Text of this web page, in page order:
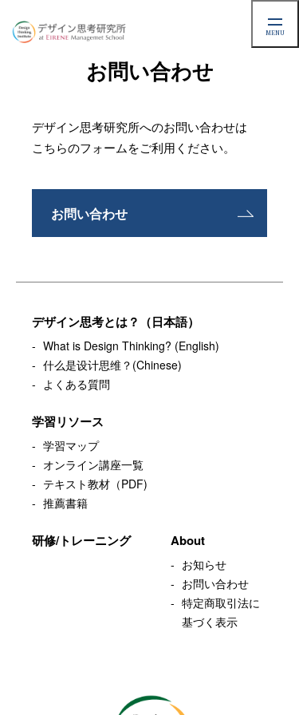
MENU
お問い合わせ
デザイン思考研究所へのお問い合わせは
こちらのフォームをご利用ください。
お問い合わせ
デザイン思考とは？（日本語）
What is Design Thinking? (English)
什么是设计思维？(Chinese)
よくある質問
学習リソース
学習マップ
オンライン講座一覧
テキスト教材（PDF)
推薦書籍
研修/トレーニング About
お知らせ
お問い合わせ
特定商取引法に
基づく表示